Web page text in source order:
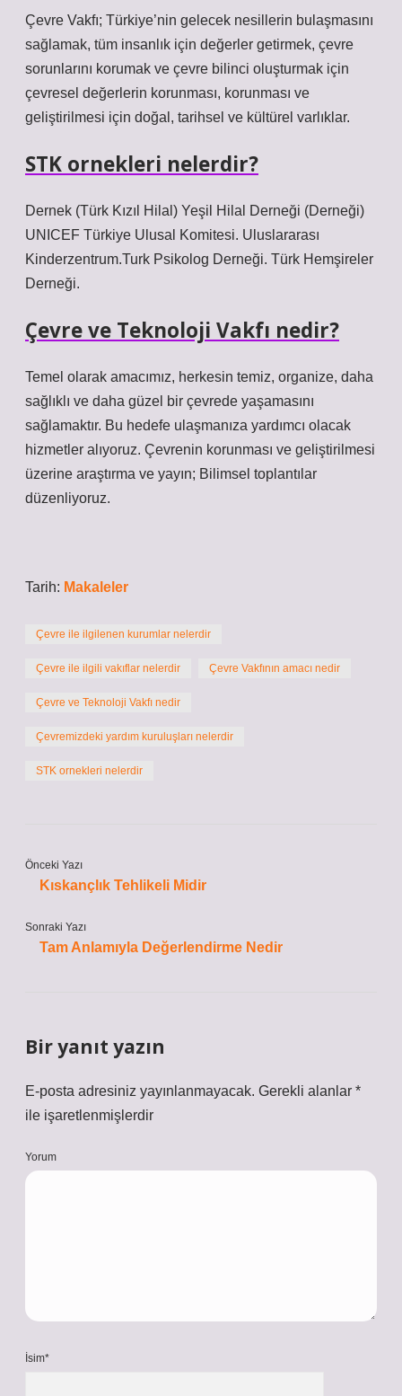
Çevre Vakfı; Türkiye’nin gelecek nesillerin bulaşmasını
sağlamak, tüm insanlık için değerler getirmek, çevre
sorunlarını korumak ve çevre bilinci oluşturmak için
çevresel değerlerin korunması, korunması ve
geliştirilmesi için doğal, tarihsel ve kültürel varlıklar.
STK ornekleri nelerdir?
Dernek (Türk Kızıl Hilal) Yeşil Hilal Derneği (Derneği)
UNICEF Türkiye Ulusal Komitesi. Uluslararası
Kinderzentrum.Turk Psikolog Derneği. Türk Hemşireler
Derneği.
Çevre ve Teknoloji Vakfı nedir?
Temel olarak amacımız, herkesin temiz, organize, daha
sağlıklı ve daha güzel bir çevrede yaşamasını
sağlamaktır. Bu hedefe ulaşmanıza yardımcı olacak
hizmetler alıyoruz. Çevrenin korunması ve geliştirilmesi
üzerine araştırma ve yayın; Bilimsel toplantılar
düzenliyoruz.
Tarih: Makaleler
Çevre ile ilgilenen kurumlar nelerdir
Çevre ile ilgili vakıflar nelerdir Çevre Vakfının amacı nedir
Çevre ve Teknoloji Vakfı nedir
Çevremizdeki yardım kuruluşları nelerdir
STK ornekleri nelerdir
Önceki Yazı
Kıskançlık Tehlikeli Midir
Sonraki Yazı
Tam Anlamıyla Değerlendirme Nedir
Bir yanıt yazın
E-posta adresiniz yayınlanmayacak. Gerekli alanlar *
ile işaretlenmişlerdir
Yorum
İsim*